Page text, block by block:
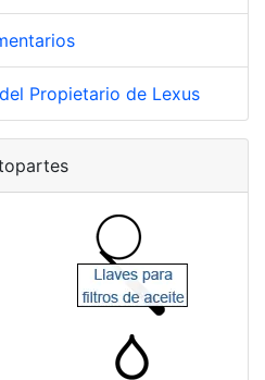
Propietario de Lexus